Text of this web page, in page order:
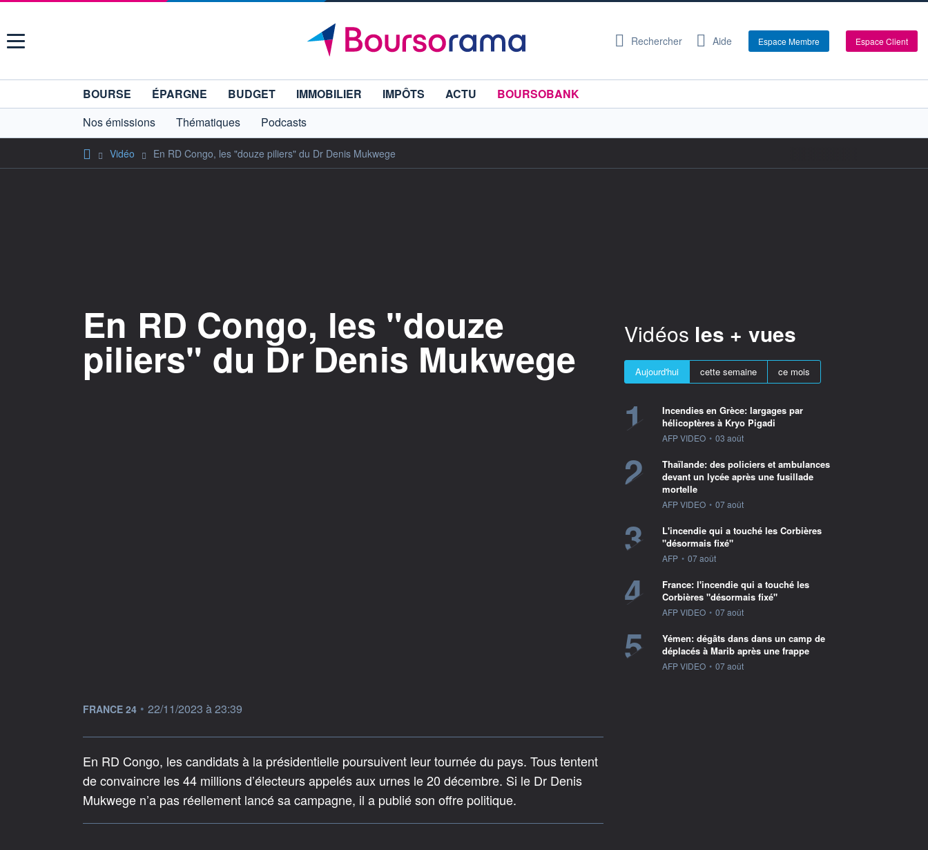
Menu Rechercher Aide Espace Membre Espace Client
BOURSE ÉPARGNE BUDGET IMMOBILIER IMPÔTS ACTU
BOURSOBANK
Nos émissions
Thématiques Podcasts
Vidéo En RD Congo, les "douze piliers" du Dr Denis Mukwege
En RD Congo, les "douze
piliers" du Dr Denis Mukwege
information fournie par
FRANCE 24 • 22/11/2023 à 23:39
En RD Congo, les candidats à la présidentielle poursuivent leur tournée du pays. Tous tentent
de convaincre les 44 millions d’électeurs appelés aux urnes le 20 décembre. Si le Dr Denis
Mukwege n’a pas réellement lancé sa campagne, il a publié son offre politique.
Vidéos les + vues
Aujourd'hui cette semaine ce mois
1
Incendies en Grèce: largages par
hélicoptères à Kryo Pigadi
information fournie par
AFP VIDEO • 03 août
2
Thaïlande: des policiers et ambulances
devant un lycée après une fusillade
mortelle
information fournie par
AFP VIDEO • 07 août
3
L'incendie qui a touché les Corbières
"désormais fixé"
information fournie par
AFP • 07 août
4
France: l'incendie qui a touché les
Corbières "désormais fixé"
information fournie par
AFP VIDEO • 07 août
5
Yémen: dégâts dans dans un camp de
déplacés à Marib après une frappe
information fournie par
AFP VIDEO • 07 août